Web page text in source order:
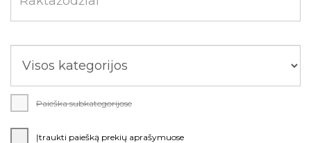
Paieška subkategorijose
Įtraukti paiešką prekių aprašymuose